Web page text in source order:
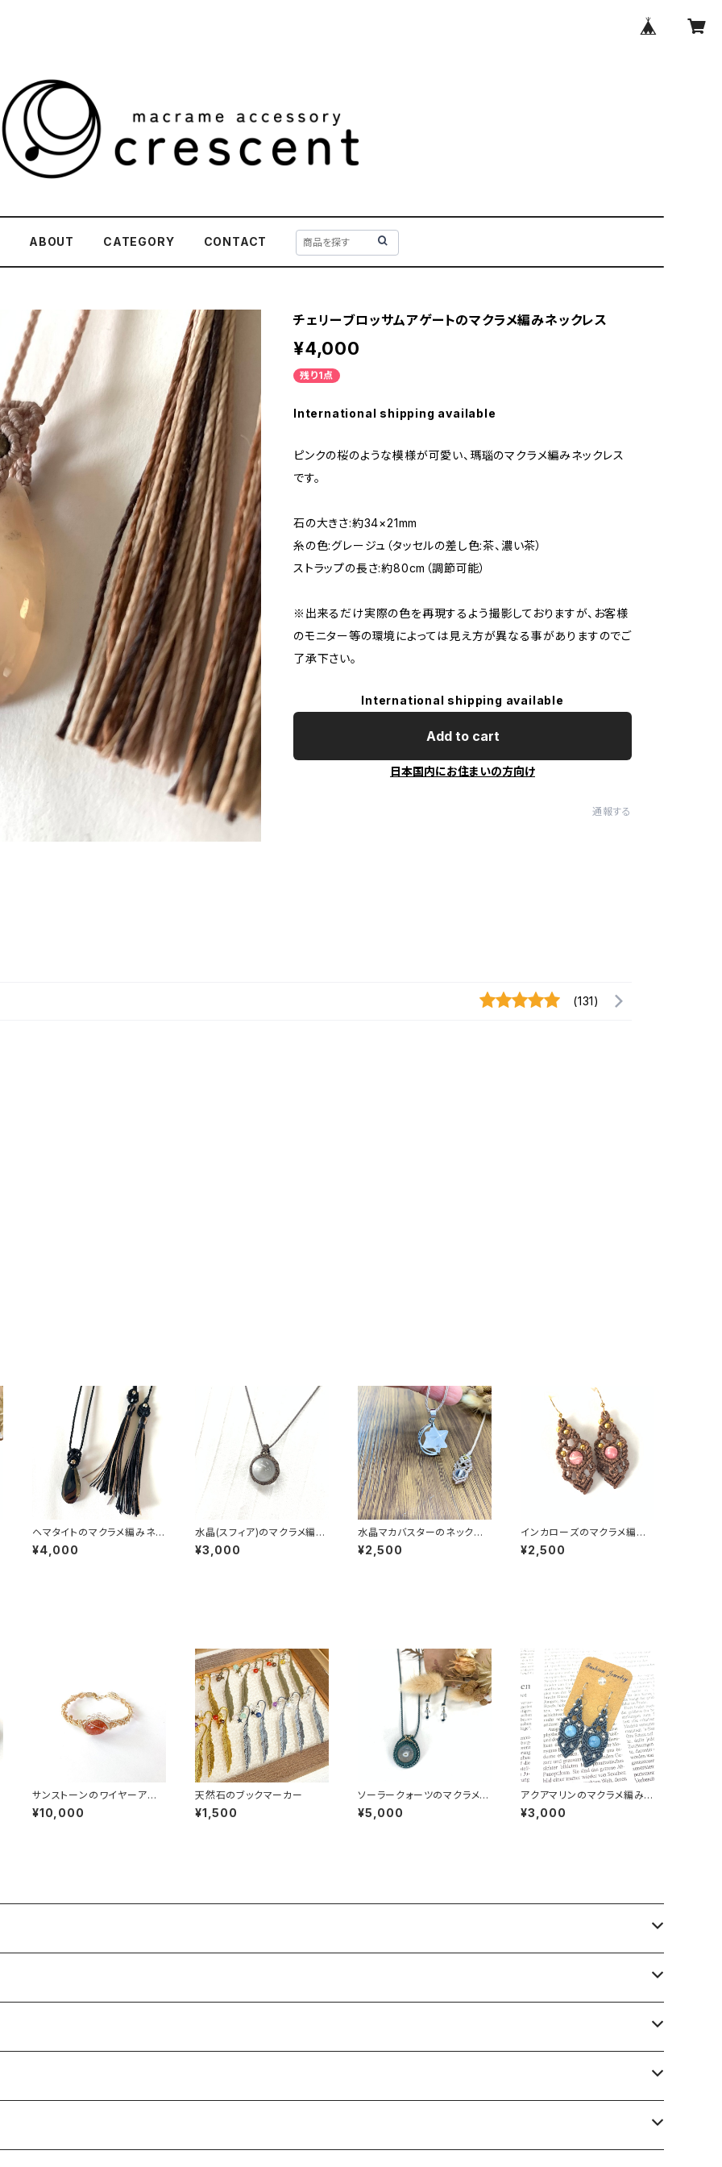
ABOUT CATEGORY CONTACT
チェリーブロッサムアゲートのマクラメ編みネックレス
¥4,000
残り1点
International shipping available
ピンクの桜のような模様が可愛い、瑪瑙のマクラメ編みネックレス
です。
石の大きさ:約34×21mm
糸の色:グレージュ（タッセルの差し色:茶、濃い茶）
ストラップの長さ:約80cm（調節可能）
※出来るだけ実際の色を再現するよう撮影しておりますが、お客様
のモニター等の環境によっては見え方が異なる事がありますのでご
了承下さい。
International shipping available
Add to cart
日本国内にお住まいの方向け
通報する
(131)
ヘマタイトのマクラメ編みネッ
クレス
¥4,000
水晶(スフィア)のマクラメ編み
ネックレス
¥3,000
水晶マカバスターのネックレ
ス
¥2,500
インカローズのマクラメ編み
ピアス
¥2,500
サンストーンのワイヤーアート
ブレスレット
¥10,000
天然石のブックマーカー
¥1,500
ソーラークォーツのマクラメ編
みネックレス
¥5,000
アクアマリンのマクラメ編みピ
アス（サージカルステンレス）
¥3,000